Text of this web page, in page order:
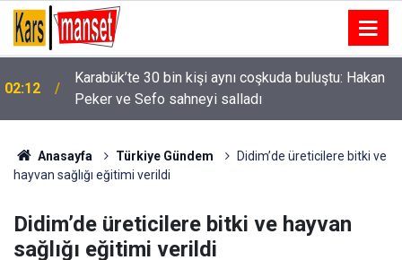
02:12
Karabük’te 30 bin kişi aynı coşkuda buluştu: Hakan
Peker ve Sefo sahneyi salladı
01:58
Niğde’de iki otomobil çarpıştı: 4 yaralı
Anasayfa Türkiye Gündem
Didim’de üreticilere bitki ve
hayvan sağlığı eğitimi verildi
Didim’de üreticilere bitki ve hayvan
sağlığı eğitimi verildi